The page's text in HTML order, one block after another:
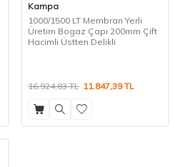
Kampa
1000/1500 LT Membran Yerli
Üretim Bogaz Çapı 200mm Çift
Hacimli Üstten Delikli
16.924,83TL 11.847,39TL